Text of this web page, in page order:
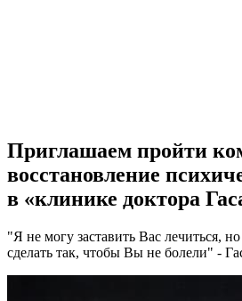
Приглашаем пройти
восстановление
в «клинике доктора
"Я не могу заставить Вас лечиться,
сделать так, чтобы Вы не болели" -